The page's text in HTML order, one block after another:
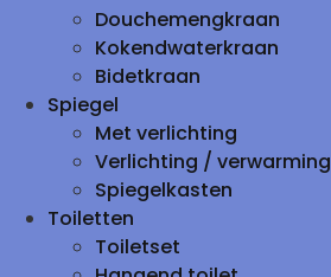
Douchemengkraan
Kokendwaterkraan
Bidetkraan
Spiegel
Met verlichting
Verlichting / verwarming
Spiegelkasten
Toiletten
Toiletset